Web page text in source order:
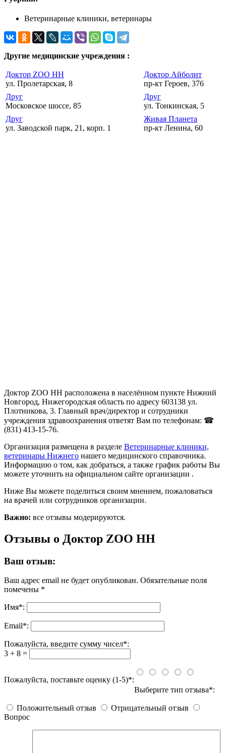
Ветеринарные клиники, ветеринары
Другие медицинские учреждения :
Доктор ZOO НН
ул. Пролетарская, 8
Доктор Айболит
пр-кт Героев, 376
Друг
Московское шоссе, 85
Друг
ул. Тонкинская, 5
Друг
ул. Заводской парк, 21, корп. 1
Живая Планета
пр-кт Ленина, 60
Доктор ZOO НН расположена в населённом пункте Нижний
Новгород, Нижегородская область по адресу 603138 ул.
Плотникова, 3. Главный врач/директор и сотрудники
учреждения здравоохранения ответят Вам по телефонам: ☎
(831) 413-15-76.
Организация размещена в разделе Ветеринарные клиники,
ветеринары Нижнего нашего медицинского справочника.
Информацию о том, как добраться, а также график работы Вы
можете уточнить на официальном сайте организации .
Ниже Вы можете поделиться своим мнением, пожаловаться
на врачей или сотрудников организации.
Важно: все отзывы модерируются.
Отзывы о Доктор ZOO НН
Ваш отзыв:
Ваш адрес email не будет опубликован. Обязательные поля
помечены *
Имя*:
Email*:
Пожалуйста, введите сумму чисел*:
3 + 8 =
Пожалуйста, поставьте оценку (1-5)*:
Выберите тип отзыва*:
Положительный отзыв
Отрицательный отзыв
Вопрос